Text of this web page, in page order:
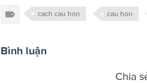
cach cau hon cau hon
Bình luận
Chia